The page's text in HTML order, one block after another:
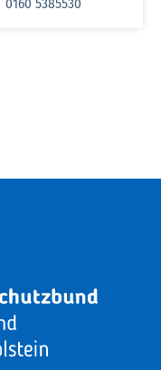
0160 5385530